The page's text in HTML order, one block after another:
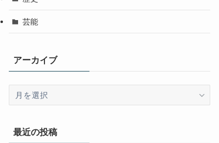
芸能
アーカイブ
イ
最近の投稿